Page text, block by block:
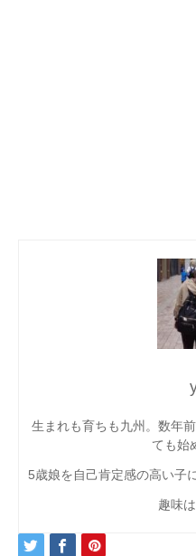
生まれも育ちも九州。数年
ても始
5歳娘を自己肯定感の高い子
趣味